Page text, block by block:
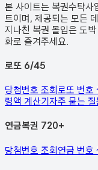
본 사이트는 복권수탁사
트이며, 제공되는 모든
지나친 복권 몰입은 도
화로 즐겨주세요.
로또 6/45
당첨번호 조회로또 번호
령액 계산기자주 묻는
연금복권 720+
당첨번호 조회연금 번호